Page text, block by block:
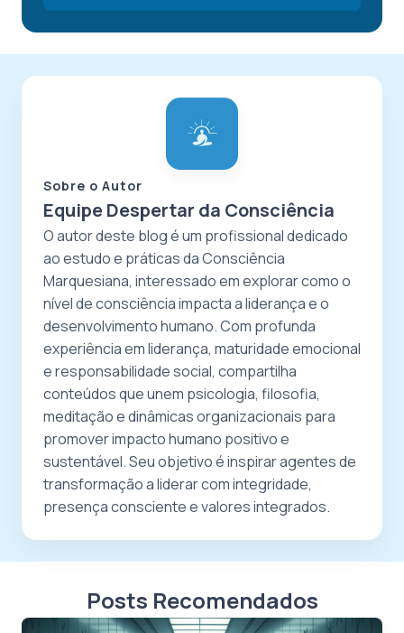
Sobre o Autor
Equipe Despertar da Consciência
O autor deste blog é um profissional dedicado
ao estudo e práticas da Consciência
Marquesiana, interessado em explorar como o
nível de consciência impacta a liderança e o
desenvolvimento humano. Com profunda
experiência em liderança, maturidade emocional
e responsabilidade social, compartilha
conteúdos que unem psicologia, filosofia,
meditação e dinâmicas organizacionais para
promover impacto humano positivo e
sustentável. Seu objetivo é inspirar agentes de
transformação a liderar com integridade,
presença consciente e valores integrados.
Posts Recomendados